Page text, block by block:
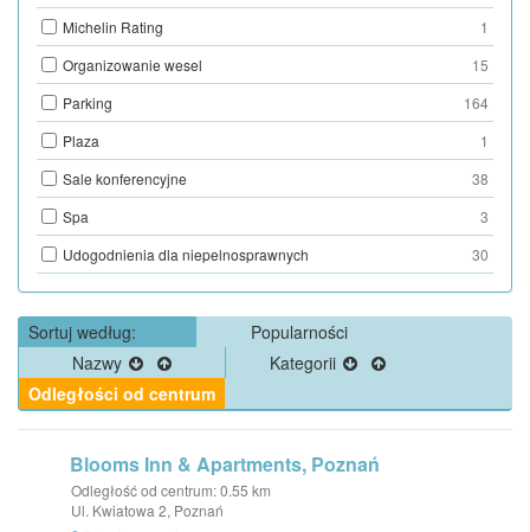
Michelin Rating
1
Organizowanie wesel
15
Parking
164
Plaza
1
Sale konferencyjne
38
Spa
3
Udogodnienia dla niepelnosprawnych
30
Sortuj według:
Popularności
Nazwy
Kategorii
Odległości od centrum
Blooms Inn & Apartments, Poznań
Odległość od centrum: 0.55 km
Ul. Kwiatowa 2, Poznań